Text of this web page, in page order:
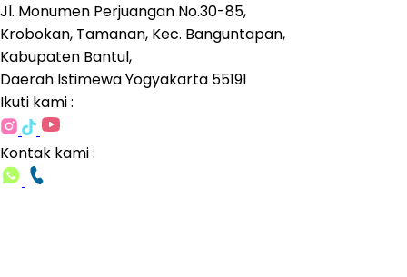
Jl. Monumen Perjuangan No.30-85,
Krobokan, Tamanan, Kec. Banguntapan,
Kabupaten Bantul,
Daerah Istimewa Yogyakarta 55191
Ikuti kami :
Kontak kami :